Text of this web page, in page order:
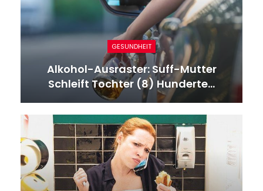
GESUNDHEIT
Alkohol-Ausraster: Suff-Mutter
Schleift Tochter (8) Hunderte…